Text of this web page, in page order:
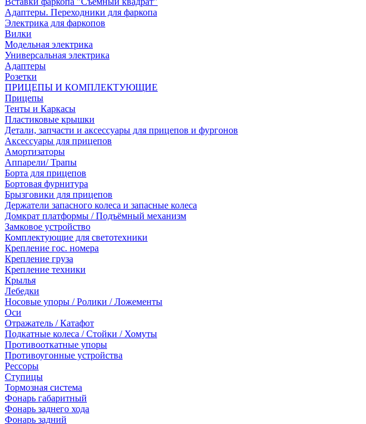
Адаптеры. Переходники для фаркопа
Электрика для фаркопов
Вилки
Модельная электрика
Универсальная электрика
Адаптеры
Розетки
ПРИЦЕПЫ И КОМПЛЕКТУЮЩИЕ
Прицепы
Тенты и Каркасы
Пластиковые крышки
Детали, запчасти и аксессуары для прицепов и фургонов
Аксессуары для прицепов
Амортизаторы
Аппарели/ Трапы
Борта для прицепов
Бортовая фурнитура
Брызговики для прицепов
Держатели запасного колеса и запасные колеса
Домкрат платформы / Подъёмный механизм
Замковое устройство
Комплектующие для светотехники
Крепление гос. номера
Крепление груза
Крепление техники
Крылья
Лебедки
Носовые упоры / Ролики / Ложементы
Оси
Отражатель / Катафот
Подкатные колеса / Стойки / Хомуты
Противооткатные упоры
Противоугонные устройства
Рессоры
Ступицы
Тормозная система
Фонарь габаритный
Фонарь заднего хода
Фонарь задний